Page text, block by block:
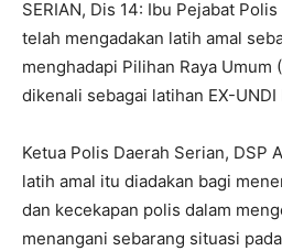
SERIAN, Dis 14: Ibu Pejabat
telah mengadakan latih amal
menghadapi Pilihan Raya Umum
dikenali sebagai latihan EX-
Ketua Polis Daerah Serian, DSP
latih amal itu diadakan bagi
dan kecekapan polis dalam
menangani sebarang situasi